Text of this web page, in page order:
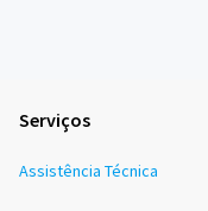
Serviços
Assistência Técnica